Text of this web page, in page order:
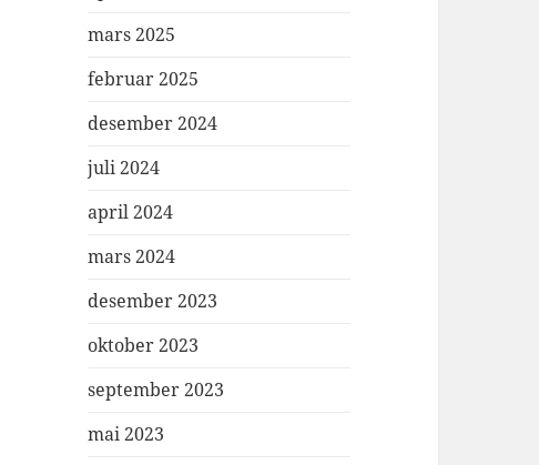
mars 2025
februar 2025
desember 2024
juli 2024
april 2024
mars 2024
desember 2023
oktober 2023
september 2023
mai 2023